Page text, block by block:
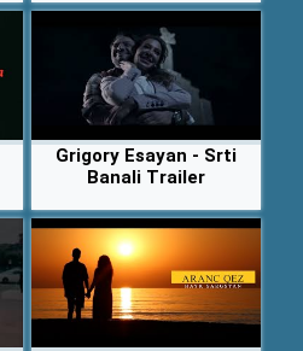
Grigory Esayan - Srti
Banali Trailer